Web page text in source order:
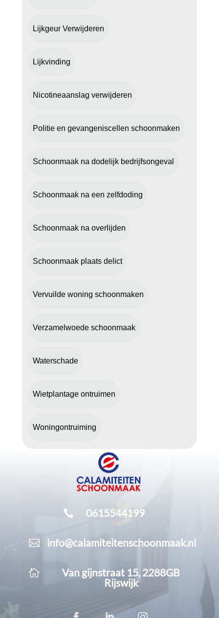
Lijkgeur Verwijderen
Lijkvinding
Nicotineaanslag verwijderen
Politie en gevangeniscellen schoonmaken
Schoonmaak na dodelijk bedrijfsongeval
Schoonmaak na een zelfdoding
Schoonmaak na overlijden
Schoonmaak plaats delict
Vervuilde woning schoonmaken
Verzamelwoede schoonmaak
Waterschade
Wietplantage ontruimen
Woningontruiming
 0615544199
 info@calamiteitenschoonmaak.nl

Van gijnstraat 15, 2288GB
Rijswijk